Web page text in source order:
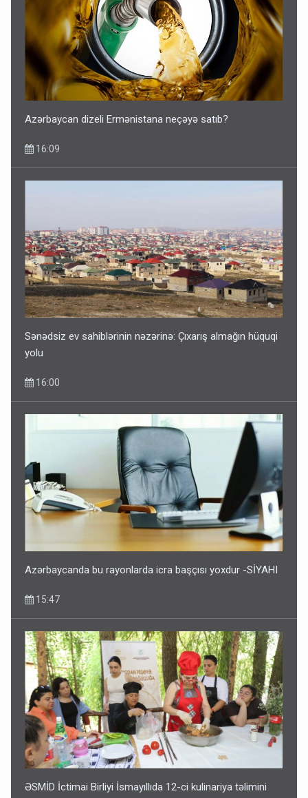
Azərbaycan dizeli Ermənistana neçəyə satıb?
16:09
Sənədsiz ev sahiblərinin nəzərinə: Çıxarış almağın hüquqi
yolu
16:00
Azərbaycanda bu rayonlarda icra başçısı yoxdur -SİYAHI
15:47
ƏSMİD İctimai Birliyi İsmayıllıda 12-ci kulinariya təlimini